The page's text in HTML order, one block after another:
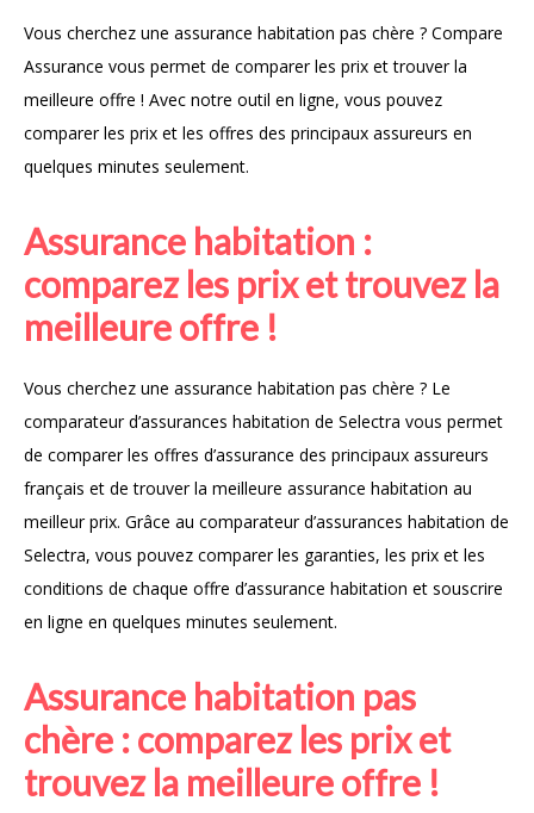
Vous cherchez une assurance habitation pas chère ? Compare
Assurance vous permet de comparer les prix et trouver la
meilleure offre ! Avec notre outil en ligne, vous pouvez
comparer les prix et les offres des principaux assureurs en
quelques minutes seulement.
Assurance habitation :
comparez les prix et trouvez la
meilleure offre !
Vous cherchez une assurance habitation pas chère ? Le
comparateur d’assurances habitation de Selectra vous permet
de comparer les offres d’assurance des principaux assureurs
français et de trouver la meilleure assurance habitation au
meilleur prix. Grâce au comparateur d’assurances habitation de
Selectra, vous pouvez comparer les garanties, les prix et les
conditions de chaque offre d’assurance habitation et souscrire
en ligne en quelques minutes seulement.
Assurance habitation pas
chère : comparez les prix et
trouvez la meilleure offre !